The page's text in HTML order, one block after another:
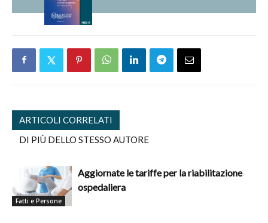
ARTICOLI CORRELATI
DI PIÙ DELLO STESSO AUTORE
Fatti e Persone
Aggiornate le tariffe per la riabilitazione
ospedaliera